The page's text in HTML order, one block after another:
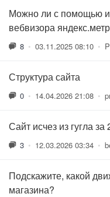
Можно ли с помощью
вебвизора
8 • 03.11.2025 08:10 •
Структура сайта
0 • 14.04.2026 21:08 •
Сайт исчез из гугла
3 • 12.03.2026 03:34 •
Подскажите, какой
магазина?